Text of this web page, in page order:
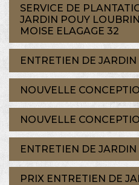
SERVICE DE
JARDIN POUY
MOISE ELAGAGE 32
ENTRETIEN DE JARDIN
NOUVELLE
NOUVELLE
ENTRETIEN DE JARDIN
PRIX ENTRETIEN DE